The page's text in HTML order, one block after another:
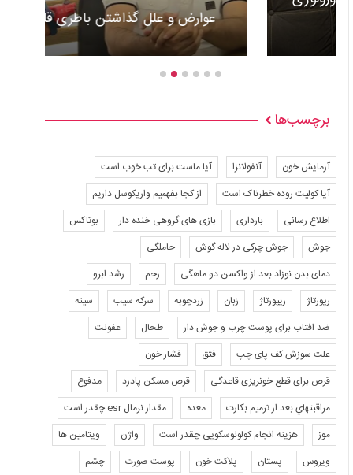
عوارض و علل گذاشتن باطری قلب +ویدئو
برچسب‌ها
آزمایش خون آنفولانزا
آیا ماست برای تب خوب است
آیا کولیت روده خطرناک است
از کجا بفهمیم واریکوسل داریم
اطلاع رسانی
بارداری بازی های گروهی خنده دار
بوتاکس
جوش
جوش چرکی در لاله گوش
حاملگی
دمای بدن نوزاد بعد از واکسن دو ماهگی
رحم
رشد ابرو
رپورتاژ
ریپورتاژ زبان زردچوبه سرکه سیب
سینه
ضد افتاب برای پوست چرب و جوش دار
طحال
عفونت
علت سوزش کف پای چپ
فتق
فشار خون
قرص برای قطع خونریزی قاعدگی
قرص مسکن پادرد
مدفوع
مراقبتهاي بعد از ترميم بكارت
معده
مقدار نرمال esr چقدر است
موز
هزینه انجام کولونوسکوپی چقدر است واژن
ویتامین ها
ویروس
پستان پلاکت خون پوست صورت
چشم